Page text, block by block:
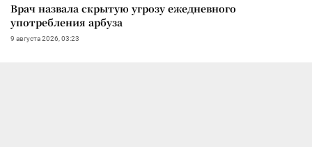
Врач назвала скрытую угрозу ежедневного
употребления арбуза
9 августа 2026, 03:23